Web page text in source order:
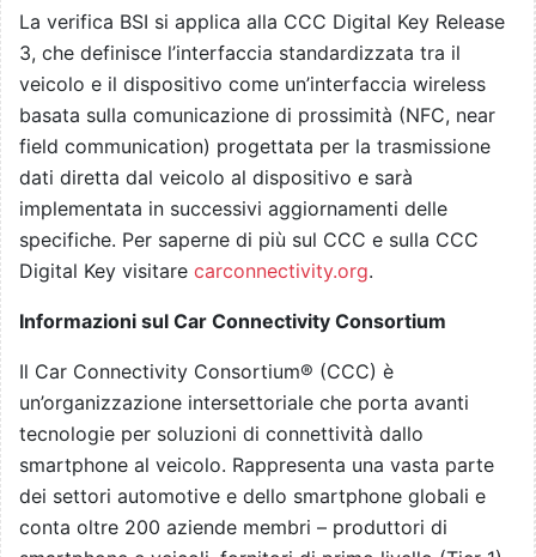
La verifica BSI si applica alla CCC Digital Key Release
3, che definisce l’interfaccia standardizzata tra il
veicolo e il dispositivo come un’interfaccia wireless
basata sulla comunicazione di prossimità (NFC, near
field communication) progettata per la trasmissione
dati diretta dal veicolo al dispositivo e sarà
implementata in successivi aggiornamenti delle
specifiche. Per saperne di più sul CCC e sulla CCC
Digital Key visitare carconnectivity.org.
Informazioni sul Car Connectivity Consortium
Il Car Connectivity Consortium® (CCC) è
un’organizzazione intersettoriale che porta avanti
tecnologie per soluzioni di connettività dallo
smartphone al veicolo. Rappresenta una vasta parte
dei settori automotive e dello smartphone globali e
conta oltre 200 aziende membri – produttori di